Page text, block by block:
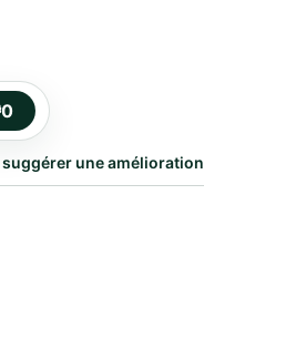
0
une amélioration